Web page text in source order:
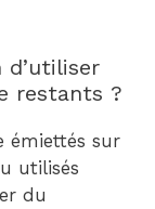
restants ?
émiettés sur
utilisés
du